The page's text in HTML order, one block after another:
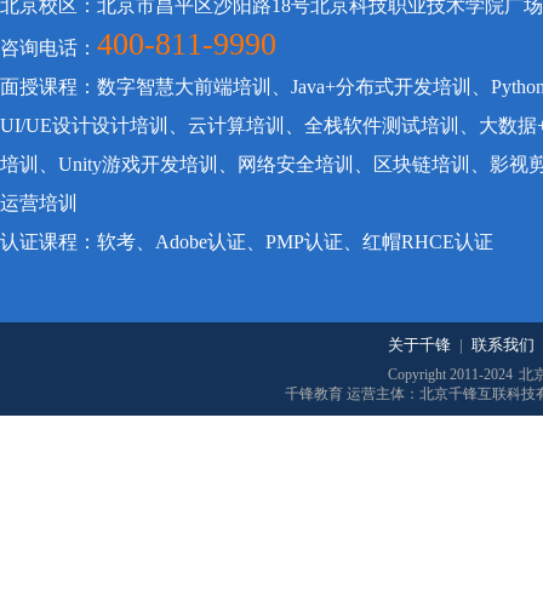
北京校区：北京市昌平区沙阳路18号北京科技职业技术学院广
咨询电话： 400-811-9990
面授课程：数字智慧大前端培训、Java+分布式开发培训、
UI/UE设计设计培训、云计算培训、全栈软件测试培训、大数
培训、Unity游戏开发培训、网络安全培训、区块链培训、影视
运营培训
认证课程：软考、Adobe认证、PMP认证、红帽RHCE认证
关于千锋 | 联系我们
Copyright 2011-2024 北
千锋教育 运营主体：北京千锋互联科